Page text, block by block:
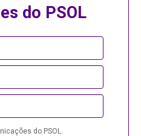
do PSOL
do PSOL.